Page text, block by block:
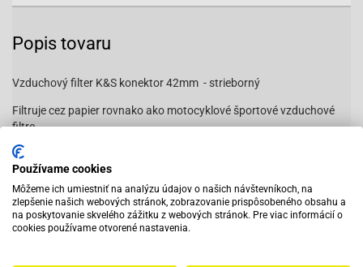
Popis tovaru
Vzduchový filter K&S konektor 42mm - strieborný
Filtruje cez papier rovnako ako motocyklové športové vzduchové
filtre.
Výhoda: lepší filtračný efekt než u bežných penových filtrov v
približne rovnakom menovitom prietoku.
IP32233
Používame cookies
Môžeme ich umiestniť na analýzu údajov o našich návštevníkoch, na
zlepšenie našich webových stránok, zobrazovanie prispôsobeného obsahu a
na poskytovanie skvelého zážitku z webových stránok. Pre viac informácií o
cookies používame otvorené nastavenia.